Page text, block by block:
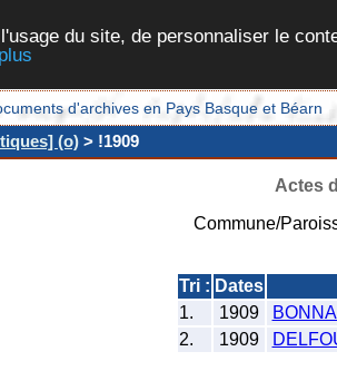
du site, de personnaliser le
d'archives en Pays Basque et Béarn
(o) > !1909
Actes
Commune/
Tri : Dates
1.
1909
2.
1909